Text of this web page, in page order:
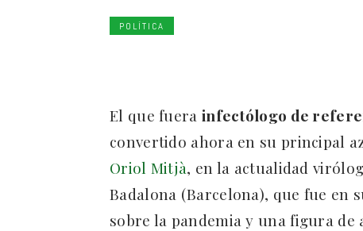
POLÍTICA
El que fuera infectólogo de
convertido ahora en su principal
Oriol Mitjà, en la actualidad
Badalona (Barcelona), que fue en
sobre la pandemia y una figura